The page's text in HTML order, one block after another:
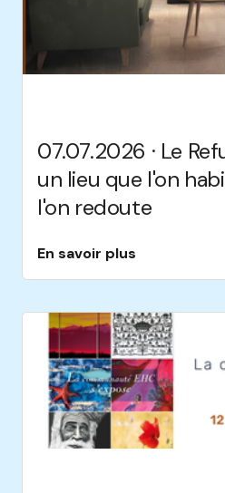
07.07.2026 · Le
un lieu que l'on
l'on redoute
En savoir plus